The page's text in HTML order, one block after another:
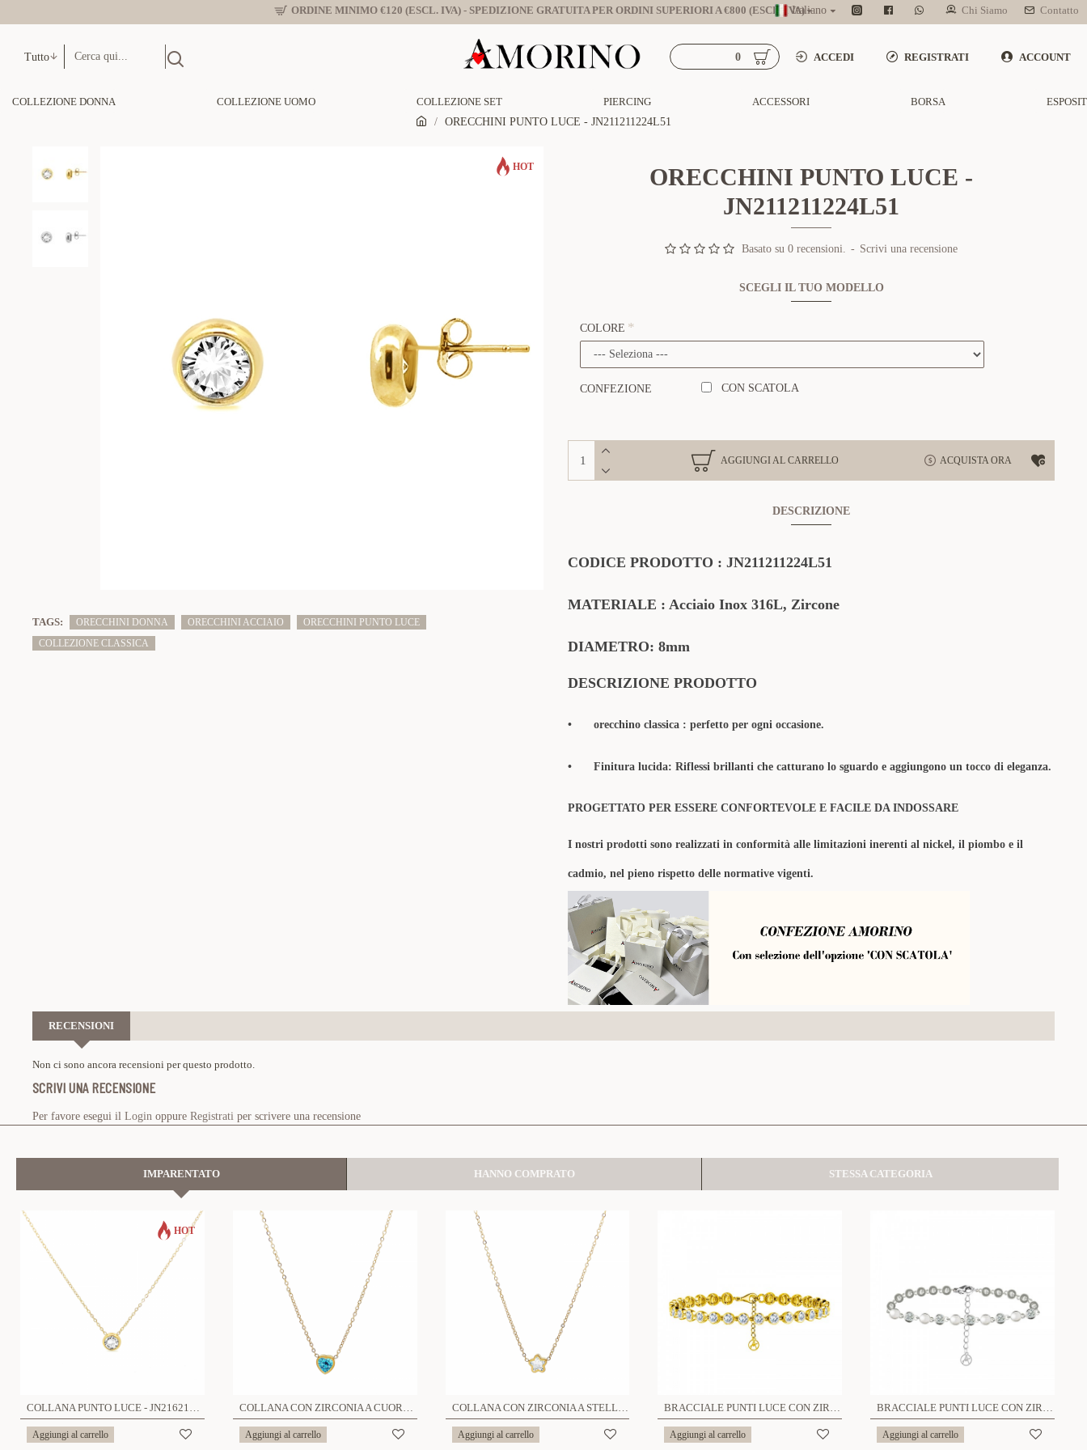
ORDINE MINIMO €120 (ESCL. IVA) - SPEDIZIONE GRATUITA PER ORDINI SUPERIORI A €800 (ESCL. IVA)Italiano Chi Siamo Contatto
Tutto ACCEDI REGISTRATI ACCOUNT
0
COLLEZIONE DONNA COLLEZIONE UOMO COLLEZIONE SET PIERCING ACCESSORI BORSA
ORECCHINI PUNTO LUCE - JN211211224L51
HOT
TAGS: ORECCHINI DONNA ORECCHINI ACCIAIO
ORECCHINI PUNTO LUCE
COLLEZIONE CLASSICA
ORECCHINI PUNTO LUCE -
JN211211224L51
Basato su 0 recensioni. - Scrivi una recensione
SCEGLI IL TUO MODELLO
COLORE
CONFEZIONE CON SCATOLA
AGGIUNGI AL CARRELLO ACQUISTA ORA
DESCRIZIONE
CODICE PRODOTTO : JN211211224L51
MATERIALE : Acciaio Inox 316L, Zircone
DIAMETRO: 8mm
DESCRIZIONE PRODOTTO
• orecchino classica : perfetto per ogni occasione.
• Finitura lucida: Riflessi brillanti che catturano lo sguardo e aggiungono un tocco di eleganza.
PROGETTATO PER ESSERE CONFORTEVOLE E FACILE DA INDOSSARE
I nostri prodotti sono realizzati in conformità alle limitazioni inerenti al nickel, il piombo e il
cadmio, nel pieno rispetto delle normative vigenti.
RECENSIONI
Non ci sono ancora recensioni per questo prodotto.
SCRIVI UNA RECENSIONE
Per favore esegui il Login oppure Registrati per scrivere una recensione
IMPARENTATO HANNO COMPRATO STESSA CATEGORIA
HOT
COLLANA PUNTO LUCE - JN2162140C49
Aggiungi al carrello
COLLANA CON ZIRCONIA A CUORE - JN23424F62
Aggiungi al carrello
COLLANA CON ZIRCONIA A STELLA - JN23424F63
Aggiungi al carrello
BRACCIALE PUNTI LUCE CON ZIRCONE - YC2588B284
Aggiungi al carrello
BRACCIALE PUNTI LUCE CON ZIRCONE ALTERNATO - YC2588B274
Aggiungi al carrello